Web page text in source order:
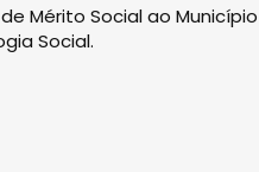
Mérito Social ao
Social.